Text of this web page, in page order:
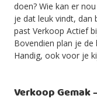
doen? Wie kan er
je dat leuk vindt, dan
past Verkoop Actief
Bovendien plan je
Handig, ook voor je
Verkoop Gemak